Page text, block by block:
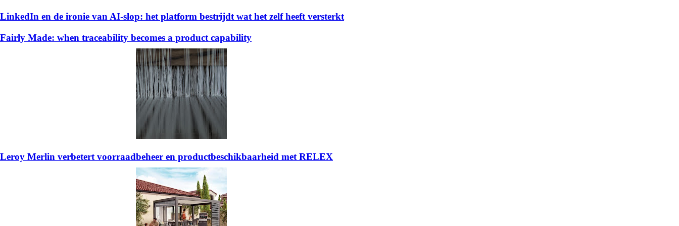
LinkedIn en de ironie van AI-slop: het platform bestrijdt wat het zelf heeft versterkt
Fairly Made: when traceability becomes a product capability
Leroy Merlin verbetert voorraadbeheer en productbeschikbaarheid met RELEX